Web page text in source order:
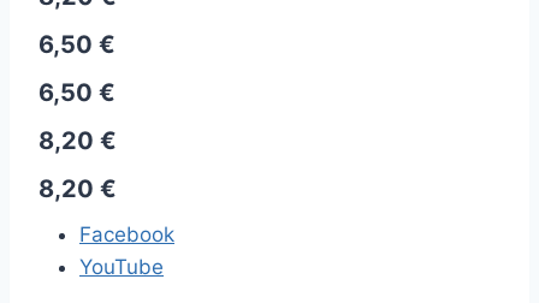
6,50 €
6,50 €
8,20 €
8,20 €
Facebook
YouTube